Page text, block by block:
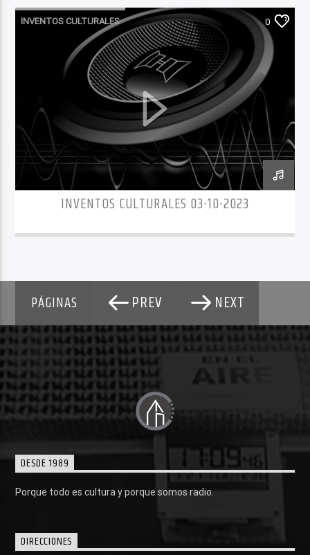
INVENTOS CULTURALES 0
INVENTOS CULTURALES 03-10-2023
PÁGINAS PREV NEXT
DESDE 1989
Porque todo es cultura y porque somos radio.
DIRECCIONES